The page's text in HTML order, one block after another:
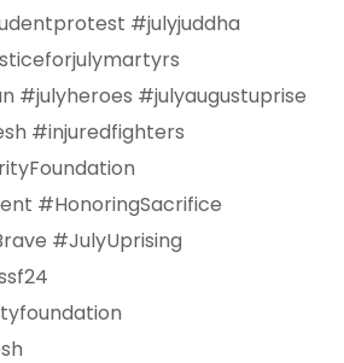
#julyjuddha
#julyheroes #julyaugustuprise
#injuredfighters
#HonoringSacrifice
#JulyUprising